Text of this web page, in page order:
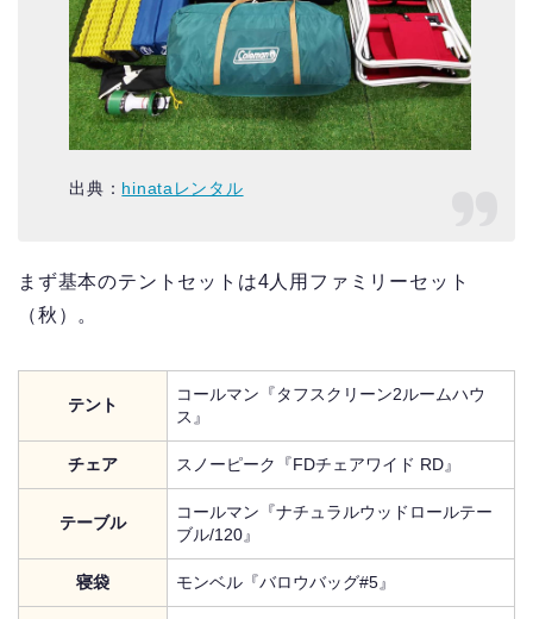
出典： hinataレンタル
まず基本のテントセットは4人用ファミリーセット
（秋）。
テント
コールマン『タフスクリーン2ルームハウ
ス』
チェア スノーピーク『FDチェアワイド RD』
テーブル
コールマン『ナチュラルウッドロールテー
ブル/120』
寝袋 モンベル『バロウバッグ#5』